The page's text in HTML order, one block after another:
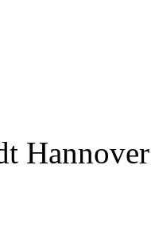
Hannover